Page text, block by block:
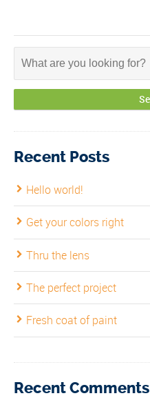
Recent Posts
Hello world!
Get your colors right
Thru the lens
The perfect project
Fresh coat of paint
Recent Comments